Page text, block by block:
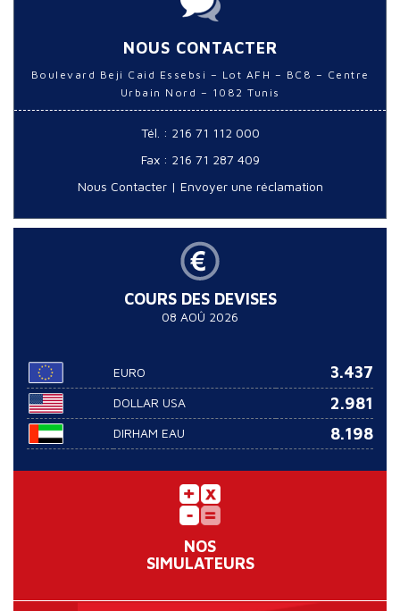
NOUS CONTACTER
Boulevard Beji Caid Essebsi – Lot AFH – BC8 – Centre
Urbain Nord – 1082 Tunis
Tél. : 216 71 112 000
Fax : 216 71 287 409
Nous Contacter| Envoyer une réclamation
COURS DES DEVISES
08 AOÛ 2026
EURO 3.437
DOLLAR USA 2.981
DIRHAM EAU 8.198
NOS
SIMULATEURS